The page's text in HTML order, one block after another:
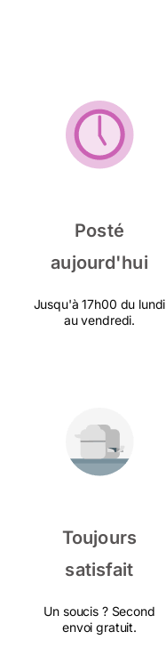
Posté
aujourd'hui
Jusqu'à 17h00 du lundi
au vendredi.
Toujours
satisfait
Un soucis ? Second
envoi gratuit.